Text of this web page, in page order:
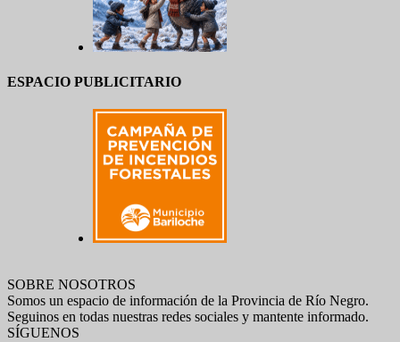
ESPACIO PUBLICITARIO
SOBRE NOSOTROS
Somos un espacio de información de la Provincia de Río Negro.
Seguinos en todas nuestras redes sociales y mantente informado.
SÍGUENOS